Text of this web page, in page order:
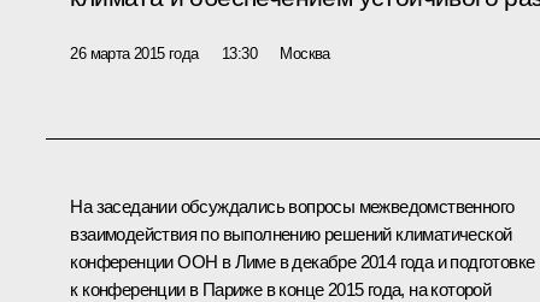
26 марта 2015 года 13:30 Москва
На заседании обсуждались вопросы межведомственного
взаимодействия по выполнению решений климатической
конференции ООН в Лиме в декабре 2014 года и подготовке
к конференции в Париже в конце 2015 года, на которой